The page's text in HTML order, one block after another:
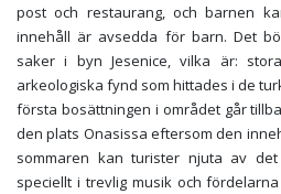
post och restaurang, och barnen
innehåll är avsedda för barn. Det
saker i byn Jesenice, vilka är:
arkeologiska fynd som hittades i de
första bosättningen i området går
den plats Onasissa eftersom den
sommaren kan turister njuta av
speciellt i trevlig musik och